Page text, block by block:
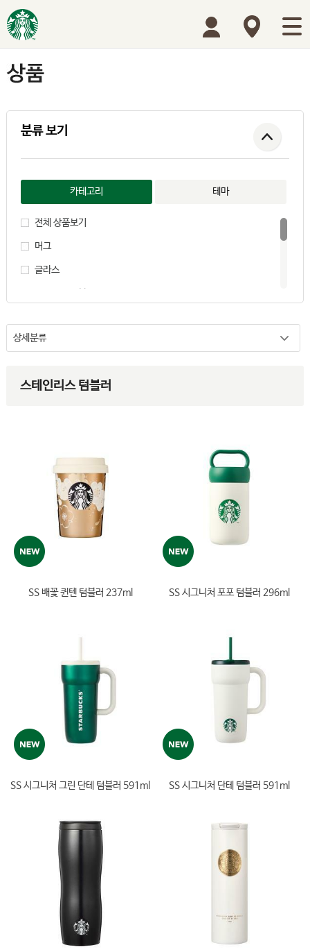
분류 보기
카테고리
전체 상품보기
머그
글라스
보온병
선물세트
테마
상세분류
스테인리스 텀블러
SS 배꽃 퀸텐 텀블러 237ml SS 시그니처 포포 텀블러 296ml
SS 시그니처 그린 단테 텀블러 591ml SS 시그니처 단테 텀블러 591ml